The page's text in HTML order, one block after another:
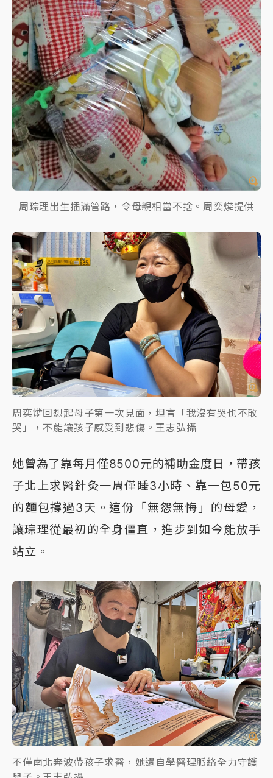
周琮理出生插滿管路，令母親相當不捨。周奕燐提供
周奕燐回想起母子第一次見面，坦言「我沒有哭也不敢
哭」，不能讓孩子感受到悲傷。王志弘攝
她曾為了靠每月僅8500元的補助金度日，帶孩
子北上求醫針灸一周僅睡3小時、靠一包50元
的麵包撐過3天。這份「無怨無悔」的母愛，
讓琮理從最初的全身僵直，進步到如今能放手
站立。
不僅南北奔波帶孩子求醫，她還自學醫理脈絡全力守護